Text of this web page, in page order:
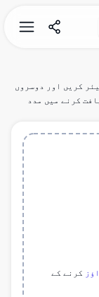
کریں اور دوسروں
کرنے میں مدد
کرنے کے